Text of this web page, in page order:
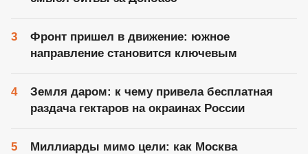
Фронт пришел в движение: южное
направление становится ключевым
Земля даром: к чему привела бесплатная
раздача гектаров на окраинах России
Миллиарды мимо цели: как Москва